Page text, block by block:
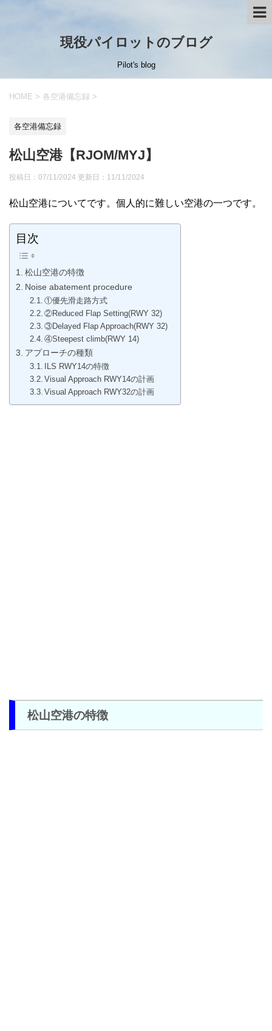
現役パイロットのブログ
Pilot's blog
HOME > 各空港備忘録 >
各空港備忘録
松山空港【RJOM/MYJ】
投稿日：07/11/2024 更新日： 11/11/2024
松山空港についてです。個人的に難しい空港の一つです。
目次
松山空港の特徴
Noise abatement procedure
①優先滑走路方式
②Reduced Flap Setting(RWY 32)
③Delayed Flap Approach(RWY 32)
④Steepest climb(RWY 14)
アプローチの種類
ILS RWY14の特徴
Visual Approach RWY14の計画
Visual Approach RWY32の計画
松山空港の特徴